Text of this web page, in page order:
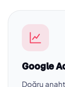
Google
Doğru